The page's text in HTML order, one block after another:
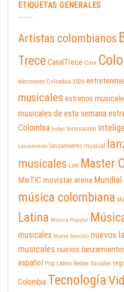
ETIQUETAS GENERALES
Artistas colombianos
Trece CanalTrece Cine
elecciones Colombia 2026
musicales estrenos
musicales de esta semana
Colombia Futbol Innovación
Lanzamiento lanzamiento musical
musicales Link Master
MinTIC movistar arena Mundial
música colombiana
Latina Música Popular
musicales Nuevo Sencillo nuevos
musicales nuevos
español Pop Latino Redes Sociales
Colombia Tecnología